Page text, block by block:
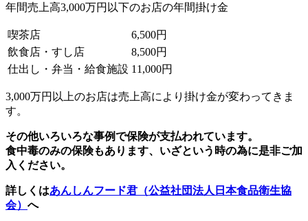
年間売上高3,000万円以下のお店の年間掛け金
喫茶店
6,500円
飲食店・すし店
8,500円
仕出し・弁当・給食施設 11,000円
3,000万円以上のお店は売上高により掛け金が変わってきま
す。
その他いろいろな事例で保険が支払われています。
食中毒のみの保険もあります、いざという時の為に是非ご加
入ください。
詳しくはあんしんフード君（公益社団法人日本食品衛生協
会） へ